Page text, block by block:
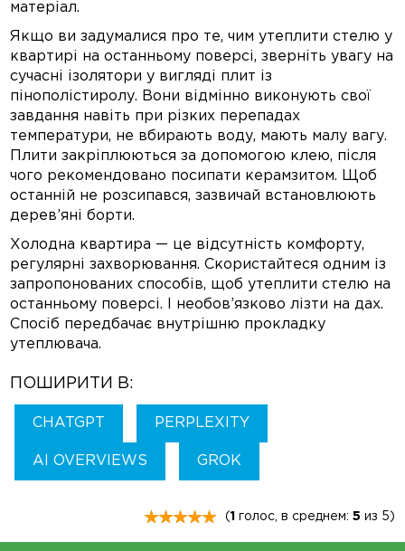
матеріал.
Якщо ви задумалися про те, чим утеплити стелю у
квартирі на останньому поверсі, зверніть увагу на
сучасні ізолятори у вигляді плит із
пінополістиролу. Вони відмінно виконують свої
завдання навіть при різких перепадах
температури, не вбирають воду, мають малу вагу.
Плити закріплюються за допомогою клею, після
чого рекомендовано посипати керамзитом. Щоб
останній не розсипався, зазвичай встановлюють
дерев’яні борти.
Холодна квартира — це відсутність комфорту,
регулярні захворювання. Скористайтеся одним із
запропонованих способів, щоб утеплити стелю на
останньому поверсі. І необов’язково лізти на дах.
Спосіб передбачає внутрішню прокладку
утеплювача.
ПОШИРИТИ В:
CHATGPT PERPLEXITY
AI OVERVIEWS GROK
(1 голос, в среднем: 5 из 5)